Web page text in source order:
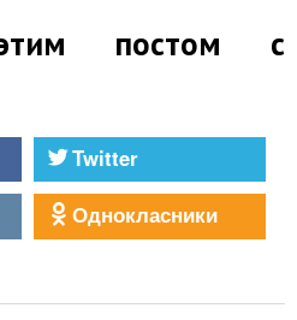
постом с
Twitter
Однокласники